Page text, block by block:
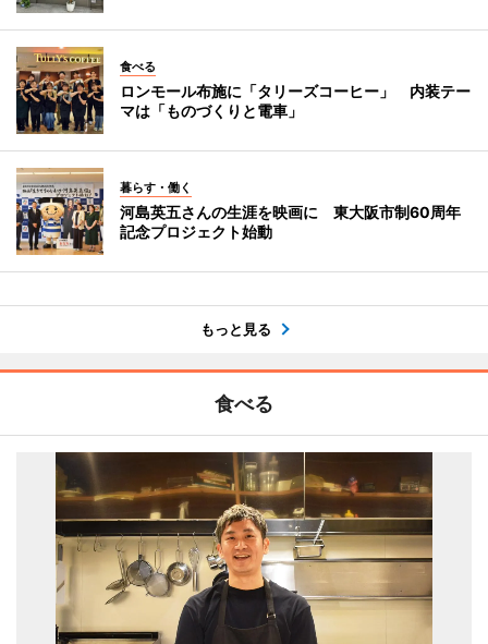
食べる
ロンモール布施に「タリーズコーヒー」 内装テー
マは「ものづくりと電車」
暮らす・働く
河島英五さんの生涯を映画に 東大阪市制60周年
記念プロジェクト始動
もっと見る
食べる